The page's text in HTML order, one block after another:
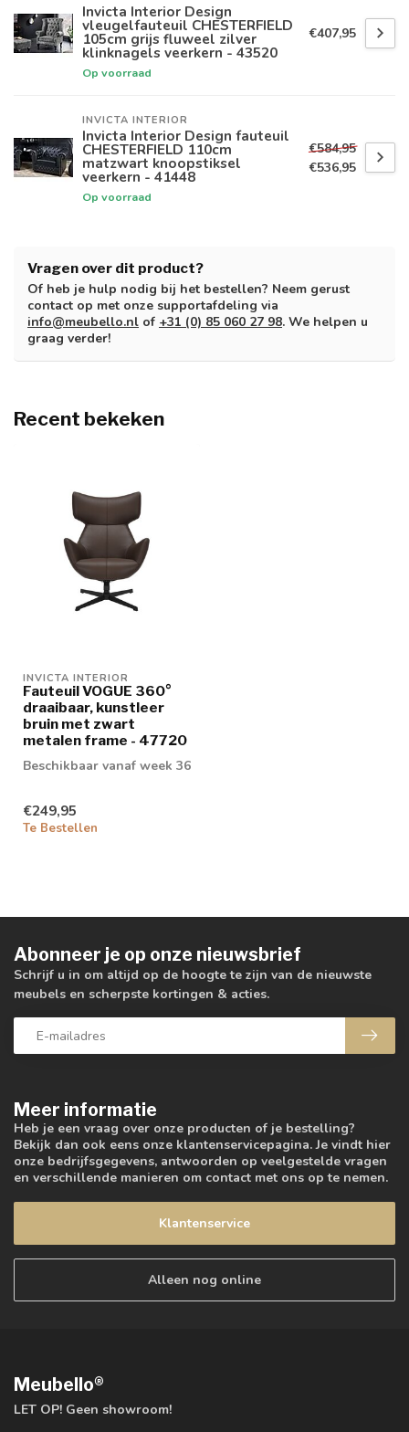
Invicta Interior Design
vleugelfauteuil CHESTERFIELD
105cm grijs fluweel zilver
klinknagels veerkern - 43520
Op voorraad
€407,95
INVICTA INTERIOR
Invicta Interior Design fauteuil
CHESTERFIELD 110cm
matzwart knoopstiksel
veerkern - 41448
Op voorraad
€584,95
€536,95
Vragen over dit product?
Of heb je hulp nodig bij het bestellen? Neem gerust
contact op met onze supportafdeling via
info@meubello.nl of +31 (0) 85 060 27 98. We helpen u
graag verder!
Recent bekeken
INVICTA INTERIOR
Fauteuil VOGUE 360°
draaibaar, kunstleer
bruin met zwart
metalen frame - 47720
Beschikbaar vanaf week 36
€249,95
Te Bestellen
Meer informatie
Heb je een vraag over onze producten of je bestelling?
Bekijk dan ook eens onze klantenservicepagina. Je vindt hier
onze bedrijfsgegevens, antwoorden op veelgestelde vragen
en verschillende manieren om contact met ons op te nemen.
Klantenservice
Alleen nog online
Abonneer je op onze nieuwsbrief
Schrijf u in om altijd op de hoogte te zijn van de nieuwste
meubels en scherpste kortingen & acties.
Meubello®
LET OP! Geen showroom!